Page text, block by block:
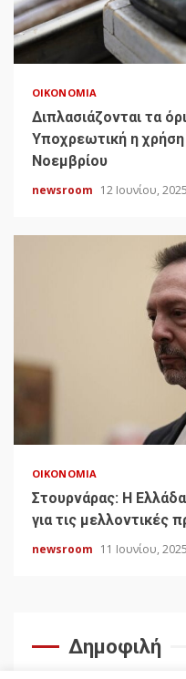
ΟΙΚΟΝΟΜΊΑ
Διπλασιάζονται τα
Υποχρεωτική η
Νοεμβρίου
newsroom 12 Ιουνίου,
ΟΙΚΟΝΟΜΊΑ
Στουρνάρας: Η
για τις μελλοντικές
newsroom 11 Ιουνίου,
Δημοφιλή